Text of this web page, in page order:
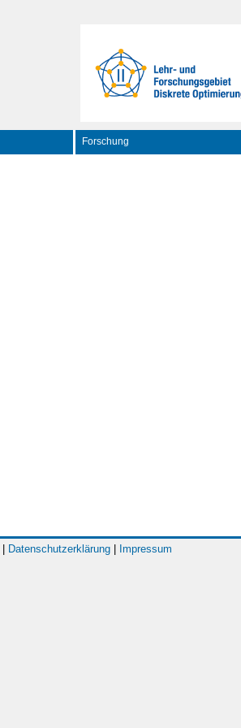
Forschung
Datenschutzerklärung Impressum